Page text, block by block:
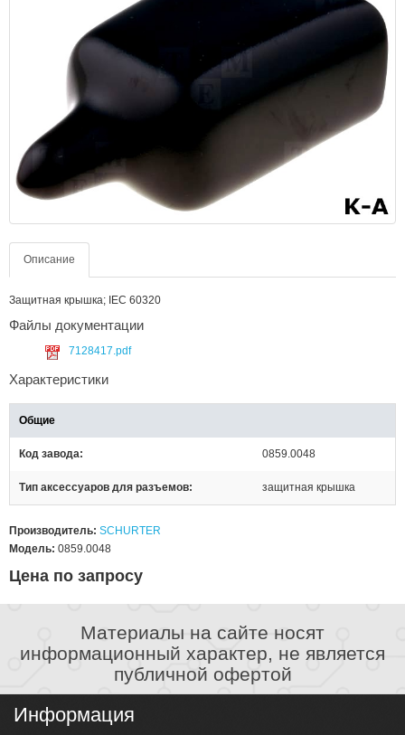
Описание
Защитная крышка; IEC 60320
Файлы документации
7128417.pdf
Характеристики
Общие
Код завода 0859.0048
Тип аксессуаров для разъемов защитная крышка
Производитель: SCHURTER
Модель: 0859.0048
Цена по запросу
Материалы на сайте носят
информационный характер, не является
публичной офертой
Информация